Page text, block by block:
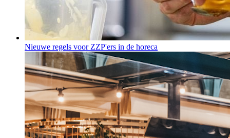
Nieuwe regels voor ZZP'ers in de horeca